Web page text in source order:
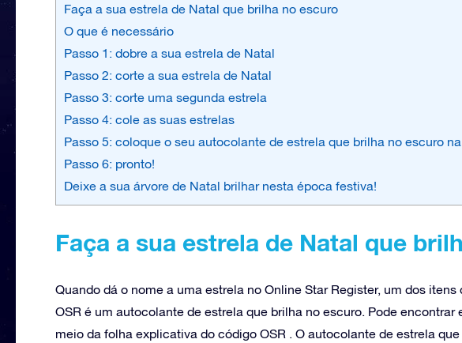
Faça a sua estrela de Natal que brilha no escuro
O que é necessário
Passo 1: dobre a sua estrela de Natal
Passo 2: corte a sua estrela de Natal
Passo 3: corte uma segunda estrela
Passo 4: cole as suas estrelas
Passo 5: coloque o seu autocolante de estrela que brilha no escuro
Passo 6: pronto!
Deixe a sua árvore de Natal brilhar nesta época festiva!
Faça a sua estrela de Natal que
Quando dá o nome a uma estrela no Online Star Register, um dos
OSR é um autocolante de estrela que brilha no escuro. Pode
meio da folha explicativa do código OSR . O autocolante de estrela